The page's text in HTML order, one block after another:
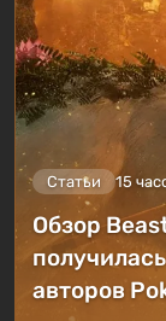
Статьи 15
Обзор
авторов